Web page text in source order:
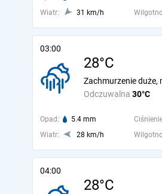
Wiatr:
31 km/h
03:00
28°C
Odczuwalna 30°C
Zachmurzenie duże,
Opad: 5.4 mm
Wiatr:
28 km/h
04:00
28°C